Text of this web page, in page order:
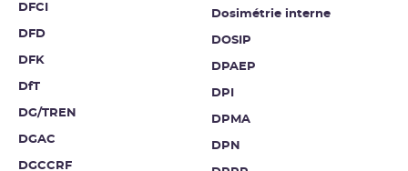
DFCI
DFD
DFK
DfT
DG/TREN
DGAC
DGCCRF
Dosimétrie interne
DOSIP
DPAEP
DPI
DPMA
DPN